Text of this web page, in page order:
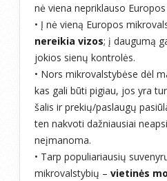
nė viena nepriklauso
• Į nė vieną Europos
nereikia vizos; į daugumą
jokios sienų kontrolės.
• Nors mikrovalstybėse dėl
kas gali būti pigiau, jos yra
šalis ir prekių/paslaugų
ten nakvoti dažniausiai
neįmanoma.
• Tarp populiariausių
mikrovalstybių – vietinės